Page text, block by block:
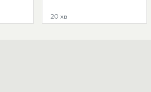
20 хв